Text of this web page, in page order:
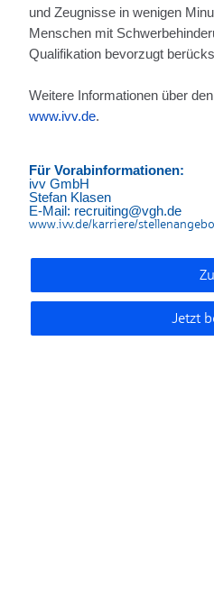
und Zeugnisse in wenigen
Menschen mit
Qualifikation bevorzugt
Weitere Informationen über
www.ivv.de.
Für Vorabinformationen:
ivv GmbH
Stefan Klasen
E-Mail: recruiting@vgh.de
www.ivv.de/karriere/
Jetzt